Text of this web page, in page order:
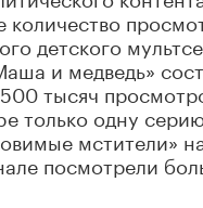
количество
детского
и медведь»
тысяч
только одну
мстители»
посмотрели